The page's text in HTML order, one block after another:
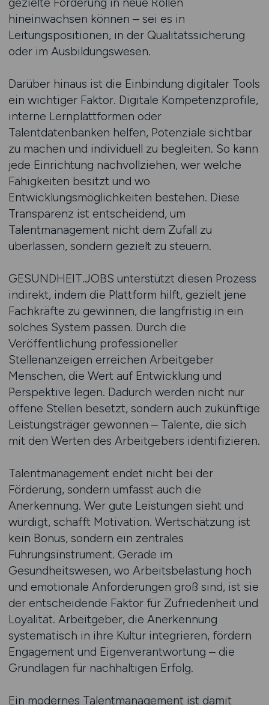
hineinwachsen können – sei es in
Leitungspositionen, in der Qualitätssicherung
oder im Ausbildungswesen.
Darüber hinaus ist die Einbindung digitaler Tools
ein wichtiger Faktor. Digitale Kompetenzprofile,
interne Lernplattformen oder
Talentdatenbanken helfen, Potenziale sichtbar
zu machen und individuell zu begleiten. So kann
jede Einrichtung nachvollziehen, wer welche
Fähigkeiten besitzt und wo
Entwicklungsmöglichkeiten bestehen. Diese
Transparenz ist entscheidend, um
Talentmanagement nicht dem Zufall zu
überlassen, sondern gezielt zu steuern.
GESUNDHEIT.JOBS unterstützt diesen Prozess
indirekt, indem die Plattform hilft, gezielt jene
Fachkräfte zu gewinnen, die langfristig in ein
solches System passen. Durch die
Veröffentlichung professioneller
Stellenanzeigen erreichen Arbeitgeber
Menschen, die Wert auf Entwicklung und
Perspektive legen. Dadurch werden nicht nur
offene Stellen besetzt, sondern auch zukünftige
Leistungsträger gewonnen – Talente, die sich
mit den Werten des Arbeitgebers identifizieren.
Talentmanagement endet nicht bei der
Förderung, sondern umfasst auch die
Anerkennung. Wer gute Leistungen sieht und
würdigt, schafft Motivation. Wertschätzung ist
kein Bonus, sondern ein zentrales
Führungsinstrument. Gerade im
Gesundheitswesen, wo Arbeitsbelastung hoch
und emotionale Anforderungen groß sind, ist sie
der entscheidende Faktor für Zufriedenheit und
Loyalität. Arbeitgeber, die Anerkennung
systematisch in ihre Kultur integrieren, fördern
Engagement und Eigenverantwortung – die
Grundlagen für nachhaltigen Erfolg.
Ein modernes Talentmanagement ist damit